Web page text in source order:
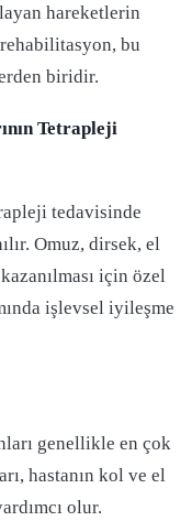
hareketlerin
bu
biridir.
Tetrapleji
tedavisinde
Omuz, dirsek, el
için özel
işlevsel iyileşme
genellikle en çok
hastanın kol ve el
olur.